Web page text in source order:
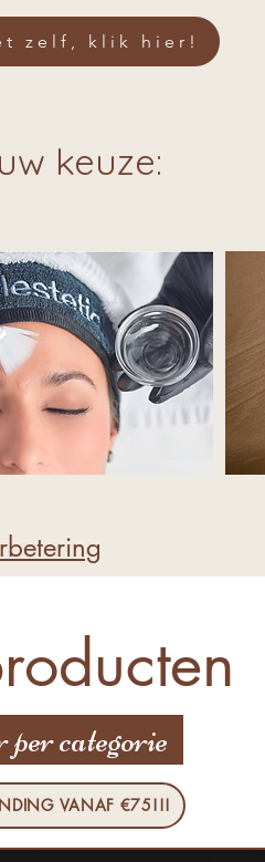
zelf, klik hier!
keuze:
per categorie
VANAF €75!!!